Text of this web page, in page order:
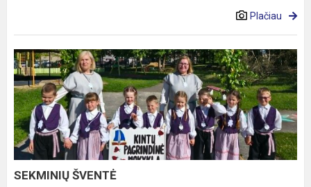
Plačiau
SEKMINIŲ
ŠVENTĖ
SEKMINIŲ ŠVENTĖ